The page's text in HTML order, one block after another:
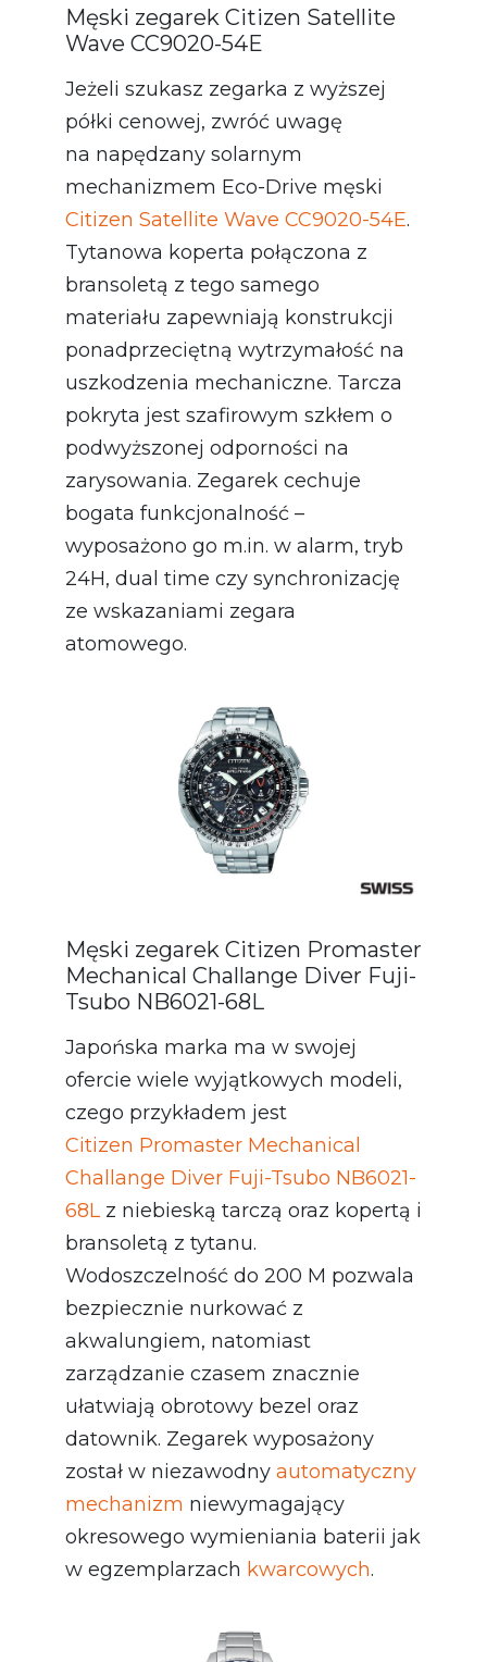
Męski zegarek Citizen Satellite
Wave CC9020-54E
Jeżeli szukasz zegarka z wyższej
półki cenowej, zwróć uwagę
na napędzany solarnym
mechanizmem Eco-Drive męski
Citizen Satellite Wave CC9020-54E.
Tytanowa koperta połączona z
bransoletą z tego samego
materiału zapewniają konstrukcji
ponadprzeciętną wytrzymałość na
uszkodzenia mechaniczne. Tarcza
pokryta jest szafirowym szkłem o
podwyższonej odporności na
zarysowania. Zegarek cechuje
bogata funkcjonalność –
wyposażono go m.in. w alarm, tryb
24H, dual time czy synchronizację
ze wskazaniami zegara
atomowego.
Męski zegarek Citizen Promaster
Mechanical Challange Diver Fuji-
Tsubo NB6021-68L
Japońska marka ma w swojej
ofercie wiele wyjątkowych modeli,
czego przykładem jest
Citizen Promaster Mechanical
Challange Diver Fuji-Tsubo NB6021-
68Lz niebieską tarczą oraz kopertą i
bransoletą z tytanu.
Wodoszczelność do 200 M pozwala
bezpiecznie nurkować z
akwalungiem, natomiast
zarządzanie czasem znacznie
ułatwiają obrotowy bezel oraz
datownik. Zegarek wyposażony
został w niezawodny automatyczny
mechanizm niewymagający
okresowego wymieniania baterii jak
w egzemplarzach kwarcowych.